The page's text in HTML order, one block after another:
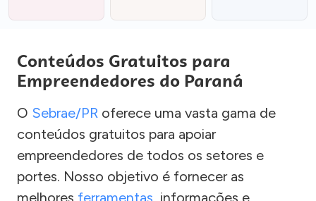
Conteúdos Gratuitos para
Empreendedores do Paraná
O Sebrae/PR oferece uma vasta gama de
conteúdos gratuitos para apoiar
empreendedores de todos os setores e
portes. Nosso objetivo é fornecer as
melhores ferramentas, informações e